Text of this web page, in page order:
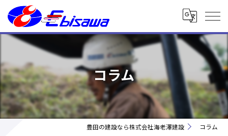
コラム
豊田の建設なら株式会社海老澤建設 コラム